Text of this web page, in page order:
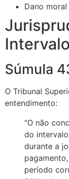
Dano
Intervalo
Súmula
O Tribunal
entendimento:
“O não
do
durante a
período